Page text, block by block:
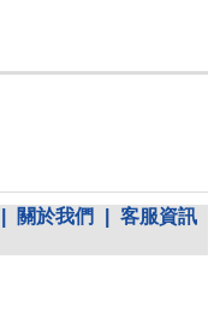
關於我們
客服資訊